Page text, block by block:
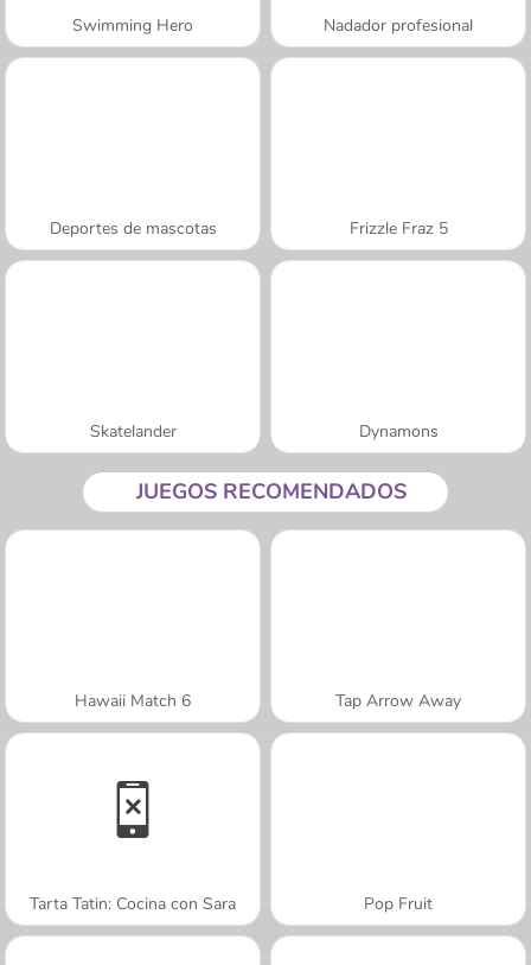
Swimming Hero Nadador profesional
Deportes de mascotas Frizzle Fraz 5
Skatelander Dynamons
JUEGOS RECOMENDADOS
Hawaii Match 6 Tap Arrow Away
Tarta Tatin: Cocina con Sara Pop Fruit